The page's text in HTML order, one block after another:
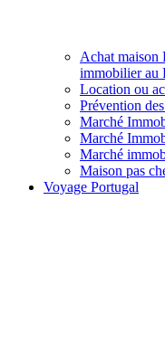
Achat maison
immobilier au
Location ou
Prévention
Marché
Marché
Marché
Maison pas
Voyage Portugal